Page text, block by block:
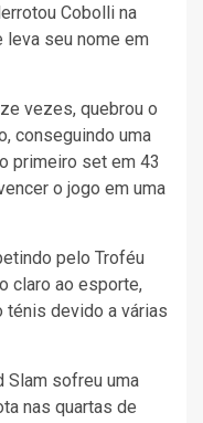
Cobolli na
leva seu nome em
vezes, quebrou o
conseguindo uma
primeiro set em 43
o jogo em uma
pelo Troféu
claro ao esporte,
ténis devido a várias
Slam sofreu uma
nas quartas de